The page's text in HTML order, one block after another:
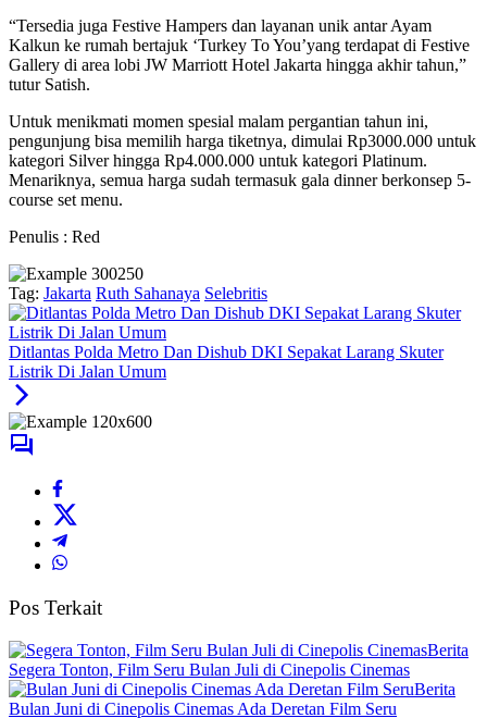
“Tersedia juga Festive Hampers dan layanan unik antar Ayam
Kalkun ke rumah bertajuk ‘Turkey To You’yang terdapat di Festive
Gallery di area lobi JW Marriott Hotel Jakarta hingga akhir tahun,”
tutur Satish.
Untuk menikmati momen spesial malam pergantian tahun ini,
pengunjung bisa memilih harga tiketnya, dimulai Rp3000.000 untuk
kategori Silver hingga Rp4.000.000 untuk kategori Platinum.
Menariknya, semua harga sudah termasuk gala dinner berkonsep 5-
course set menu.
Penulis : Red
Tag: Jakarta Ruth Sahanaya Selebritis
Ditlantas Polda Metro Dan Dishub DKI Sepakat Larang Skuter
Listrik Di Jalan Umum
Pos Terkait
Berita
Segera Tonton, Film Seru Bulan Juli di Cinepolis Cinemas
Berita
Bulan Juni di Cinepolis Cinemas Ada Deretan Film Seru